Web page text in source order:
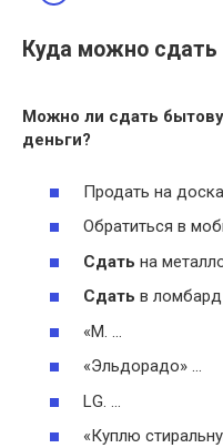
Куда можно сдать
Можно ли сдать
деньги?
Продать на
Обратиться в
Сдать на
Сдать в
«М. …
«Эльдорадо» …
LG. …
«Куплю